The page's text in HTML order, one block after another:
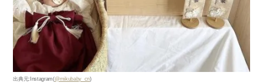
出典元:Instagram(@mikubaby_cn)